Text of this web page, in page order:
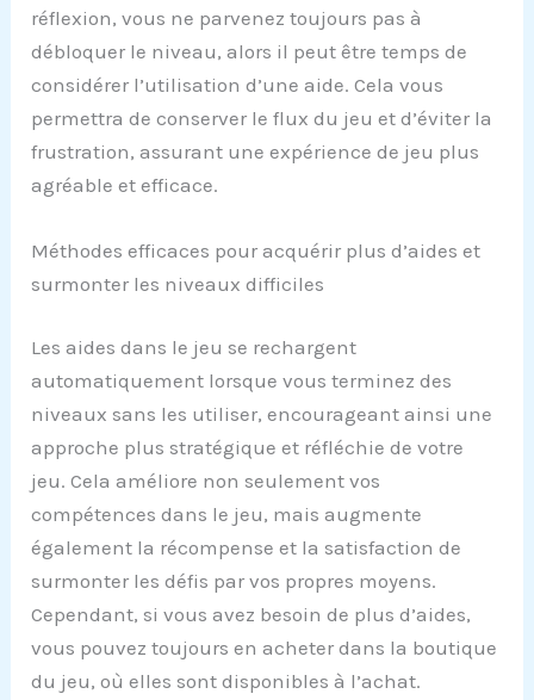
réflexion, vous ne parvenez toujours pas à
débloquer le niveau, alors il peut être temps de
considérer l’utilisation d’une aide. Cela vous
permettra de conserver le flux du jeu et d’éviter la
frustration, assurant une expérience de jeu plus
agréable et efficace.
Méthodes efficaces pour acquérir plus d’aides et
surmonter les niveaux difficiles
Les aides dans le jeu se rechargent
automatiquement lorsque vous terminez des
niveaux sans les utiliser, encourageant ainsi une
approche plus stratégique et réfléchie de votre
jeu. Cela améliore non seulement vos
compétences dans le jeu, mais augmente
également la récompense et la satisfaction de
surmonter les défis par vos propres moyens.
Cependant, si vous avez besoin de plus d’aides,
vous pouvez toujours en acheter dans la boutique
du jeu, où elles sont disponibles à l’achat.